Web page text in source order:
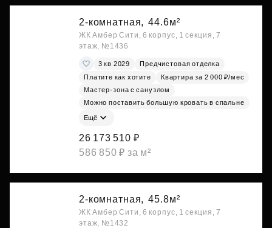
2-комнатная, 44.6м²
ЖК Амбер Сити, 6 корпус, 1 секция, 7
этаж, №1436
3 кв 2029
Предчистовая отделка
Платите как хотите
Квартира за 2 000 ₽/мес
Мастер-зона с санузлом
Можно поставить большую кровать в спальне
Ещё
26 173 510 ₽
586 850 ₽ за м²
2-комнатная, 45.8м²
ЖК Амбер Сити, 6 корпус, 1 секция, 7
этаж, №1432